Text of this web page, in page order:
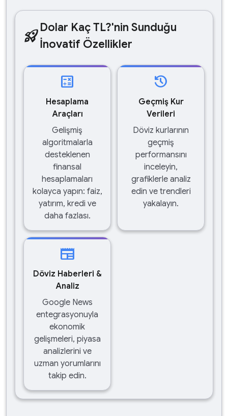
rocket_launchDolar Kaç TL?'nin Sunduğu
İnovatif Özellikler
calculate
Hesaplama
Araçları
Gelişmiş
algoritmalarla
desteklenen
finansal
hesaplamaları
kolayca yapın: faiz,
yatırım, kredi ve
daha fazlası.
history
Geçmiş Kur
Verileri
Döviz kurlarının
geçmiş
performansını
inceleyin,
grafiklerle analiz
edin ve trendleri
yakalayın.
newspaper
Döviz Haberleri &
Analiz
Google News
entegrasyonuyla
ekonomik
gelişmeleri, piyasa
analizlerini ve
uzman yorumlarını
takip edin.